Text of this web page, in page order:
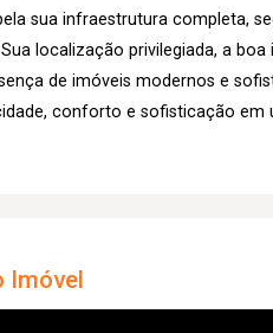
sua infraestrutura completa,
localização privilegiada, a
de imóveis modernos e
conforto e sofisticação em
Imóvel